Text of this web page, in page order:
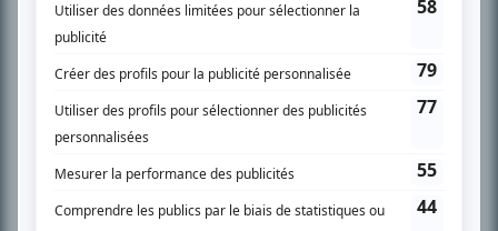
SUR LE RÉSEAU BIZZ MÉDIA
PLAN DU SITE
Accueil